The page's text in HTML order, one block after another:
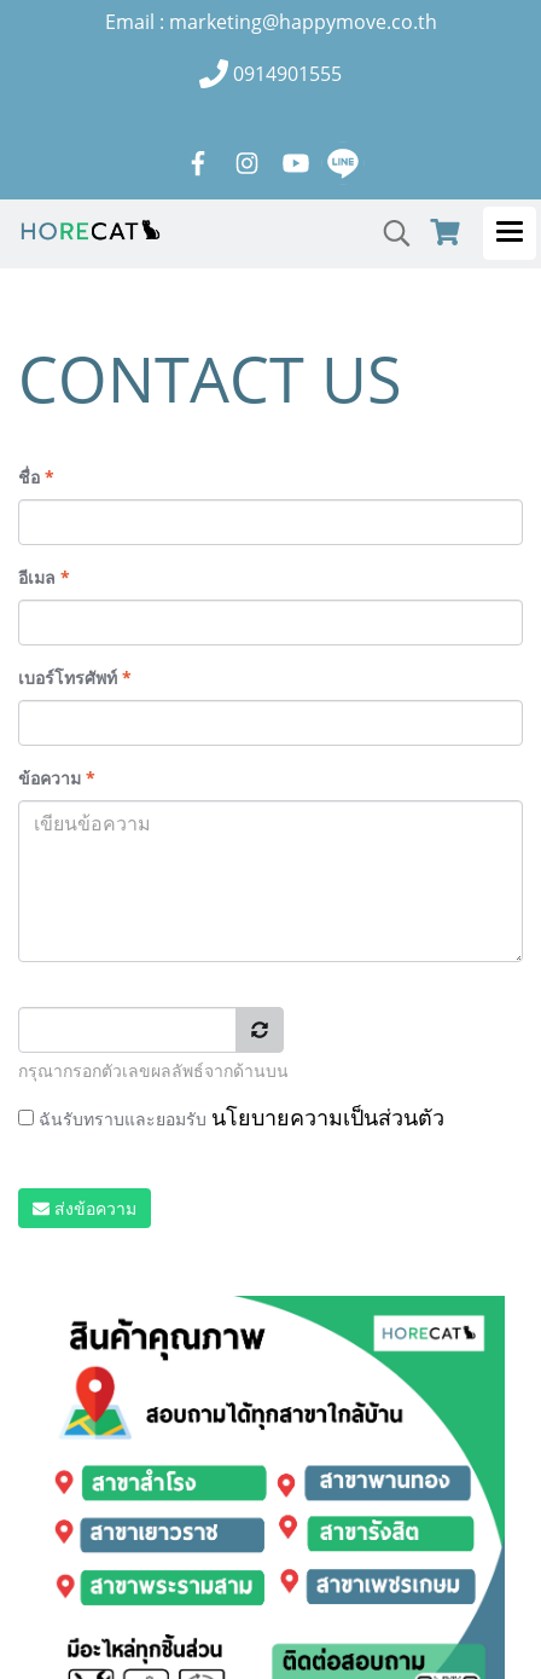
Email : marketing@happymove.co.th
0914901555
CONTACT US
ชื่อ *
อีเมล *
เบอร์โทรศัพท์ *
ข้อความ *
กรุณากรอกตัวเลขผลลัพธ์จากด้านบน
ฉันรับทราบและยอมรับ นโยบายความเป็นส่วนตัว
ส่งข้อความ